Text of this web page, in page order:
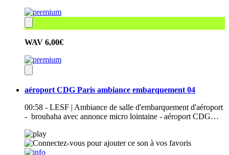
WAV 6,00€
aéroport CDG Paris ambiance embarquement 04
00:58 - LESF | Ambiance de salle d'embarquement d'aéroport
- brouhaha avec annonce micro lointaine - aéroport CDG…